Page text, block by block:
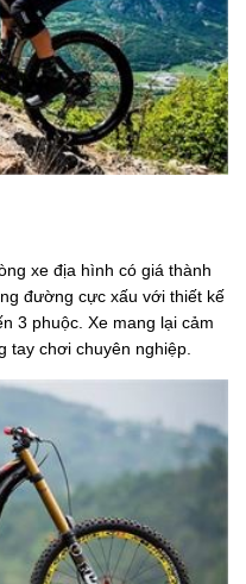
xe địa hình có giá thành
đường cực xấu với thiết kế
3 phuộc. Xe mang lại cảm
tay chơi chuyên nghiệp.